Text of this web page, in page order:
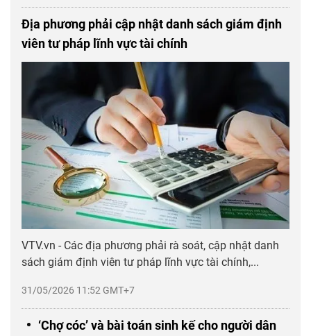
Địa phương phải cập nhật danh sách giám định
viên tư pháp lĩnh vực tài chính
31/05/2026 11:52 GMT+7
VTV.vn - Các địa phương phải rà soát, cập nhật danh
sách giám định viên tư pháp lĩnh vực tài chính,...
‘Chợ cóc’ và bài toán sinh kế cho người dân